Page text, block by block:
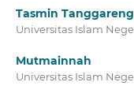
Tasmin Tanggareng
Universitas Islam
Mutmainnah
Universitas Islam